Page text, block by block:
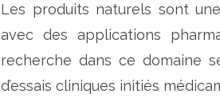
Les produits naturels sont
avec des applications
recherche dans ce domaine
d’essais cliniques initiés